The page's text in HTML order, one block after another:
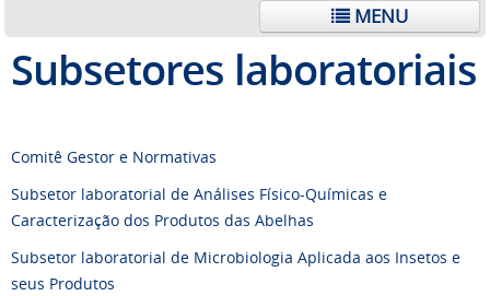
MENU
Subsetores laboratoriais
Comitê Gestor e Normativas
Subsetor laboratorial de Análises Físico-Químicas e
Caracterização dos Produtos das Abelhas
Subsetor laboratorial de Microbiologia Aplicada aos Insetos e
seus Produtos